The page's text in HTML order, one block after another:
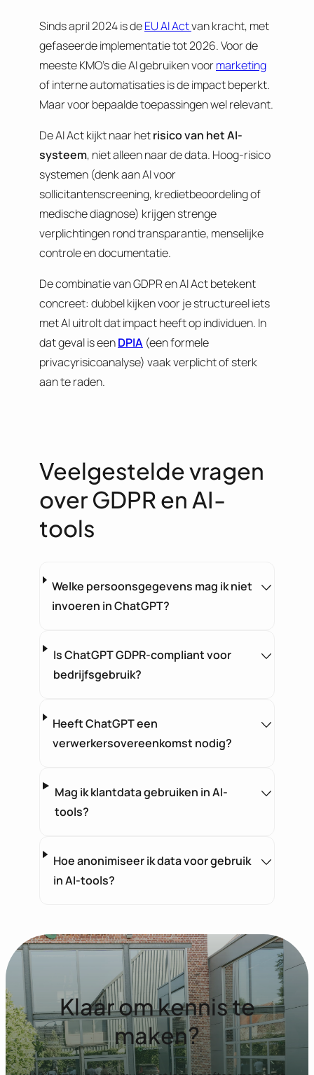
Sinds april 2024 is deEU AI Actvan kracht, met
gefaseerde implementatie tot 2026. Voor de
meeste KMO’s die AI gebruiken voormarketing
of interne automatisaties is de impact beperkt.
Maar voor bepaalde toepassingen wel relevant.
De AI Act kijkt naar hetrisico van het AI-
systeem, niet alleen naar de data. Hoog-risico
systemen (denk aan AI voor
sollicitantenscreening, kredietbeoordeling of
medische diagnose) krijgen strenge
verplichtingen rond transparantie, menselijke
controle en documentatie.
De combinatie van GDPR en AI Act betekent
concreet: dubbel kijken voor je structureel iets
met AI uitrolt dat impact heeft op individuen. In
dat geval is eenDPIA (een formele
privacyrisicoanalyse) vaak verplicht of sterk
aan te raden.
Veelgestelde vragen
over GDPR en AI-
tools
Welke persoonsgegevens mag ik niet
invoeren in ChatGPT?
Is ChatGPT GDPR-compliant voor
bedrijfsgebruik?
Heeft ChatGPT een
verwerkersovereenkomst nodig?
Mag ik klantdata gebruiken in AI-
tools?
Hoe anonimiseer ik data voor gebruik
in AI-tools?
Klaar om kennis te
maken?